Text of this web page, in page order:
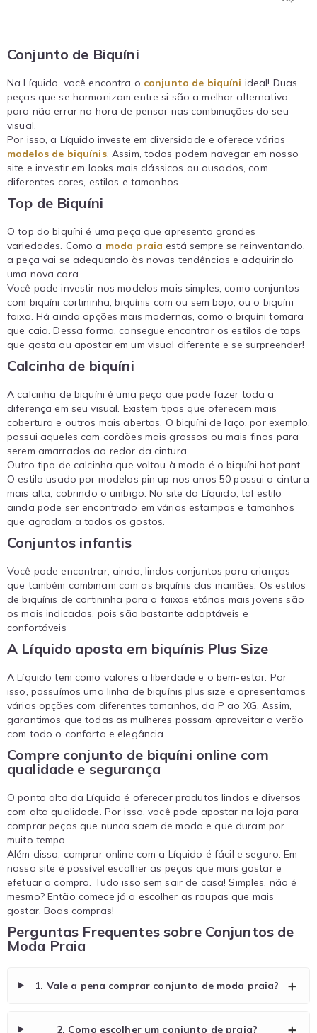
Conjunto de Biquíni
Na Líquido, você encontra o conjunto de biquíni ideal! Duas
peças que se harmonizam entre si são a melhor alternativa
para não errar na hora de pensar nas combinações do seu
visual.
Por isso, a Líquido investe em diversidade e oferece vários
modelos de biquínis. Assim, todos podem navegar em nosso
site e investir em looks mais clássicos ou ousados, com
diferentes cores, estilos e tamanhos.
Top de Biquíni
O top do biquíni é uma peça que apresenta grandes
variedades. Como a moda praia está sempre se reinventando,
a peça vai se adequando às novas tendências e adquirindo
uma nova cara.
Você pode investir nos modelos mais simples, como conjuntos
com biquíni cortininha, biquínis com ou sem bojo, ou o biquíni
faixa. Há ainda opções mais modernas, como o biquíni tomara
que caia. Dessa forma, consegue encontrar os estilos de tops
que gosta ou apostar em um visual diferente e se surpreender!
Calcinha de biquíni
A calcinha de biquíni é uma peça que pode fazer toda a
diferença em seu visual. Existem tipos que oferecem mais
cobertura e outros mais abertos. O biquíni de laço, por exemplo,
possui aqueles com cordões mais grossos ou mais finos para
serem amarrados ao redor da cintura.
Outro tipo de calcinha que voltou à moda é o biquíni hot pant.
O estilo usado por modelos pin up nos anos 50 possui a cintura
mais alta, cobrindo o umbigo. No site da Líquido, tal estilo
ainda pode ser encontrado em várias estampas e tamanhos
que agradam a todos os gostos.
Conjuntos infantis
Você pode encontrar, ainda, lindos conjuntos para crianças
que também combinam com os biquínis das mamães. Os estilos
de biquínis de cortininha para a faixas etárias mais jovens são
os mais indicados, pois são bastante adaptáveis e
confortáveis
A Líquido aposta em biquínis Plus Size
A Líquido tem como valores a liberdade e o bem-estar. Por
isso, possuímos uma linha de biquínis plus size e apresentamos
várias opções com diferentes tamanhos, do P ao XG. Assim,
garantimos que todas as mulheres possam aproveitar o verão
com todo o conforto e elegância.
Compre conjunto de biquíni online com
qualidade e segurança
O ponto alto da Líquido é oferecer produtos lindos e diversos
com alta qualidade. Por isso, você pode apostar na loja para
comprar peças que nunca saem de moda e que duram por
muito tempo.
Além disso, comprar online com a Líquido é fácil e seguro. Em
nosso site é possível escolher as peças que mais gostar e
efetuar a compra. Tudo isso sem sair de casa! Simples, não é
mesmo? Então comece já a escolher as roupas que mais
gostar. Boas compras!
Perguntas Frequentes sobre Conjuntos de
Moda Praia
1. Vale a pena comprar conjunto de moda praia?
2. Como escolher um conjunto de praia?